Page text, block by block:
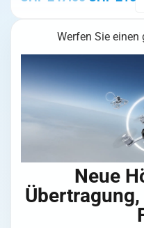
O4
Werfen Sie
Neue